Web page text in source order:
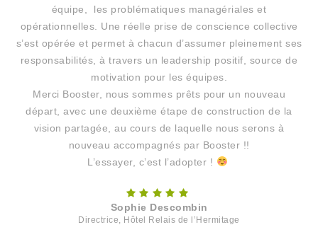
équipe, les problématiques managériales et
opérationnelles. Une réelle prise de conscience collective
s’est opérée et permet à chacun d’assumer pleinement ses
responsabilités, à travers un leadership positif, source de
motivation pour les équipes.
Merci Booster, nous sommes prêts pour un nouveau
départ, avec une deuxième étape de construction de la
vision partagée, au cours de laquelle nous serons à
nouveau accompagnés par Booster !!
L’essayer, c’est l’adopter !
Sophie Descombin
Directrice, Hôtel Relais de l’Hermitage